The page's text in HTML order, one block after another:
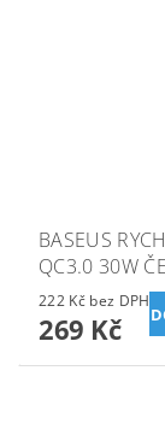
BASEUS
QC3.0 30W
222 Kč bez DPH
269 Kč